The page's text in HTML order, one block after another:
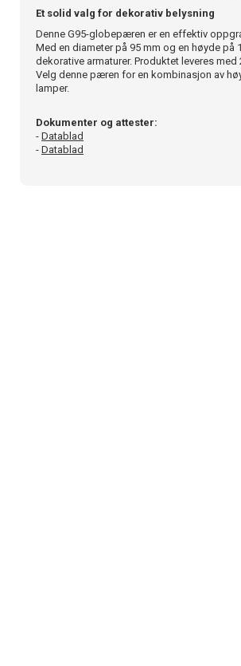
Et solid valg for dekorativ belysning
Denne G95-globepæren er en effektiv
Med en diameter på 95 mm og en høyde
dekorative armaturer. Produktet leveres
Velg denne pæren for en kombinasjon av
lamper.
Dokumenter og attester:
- Datablad
- Datablad